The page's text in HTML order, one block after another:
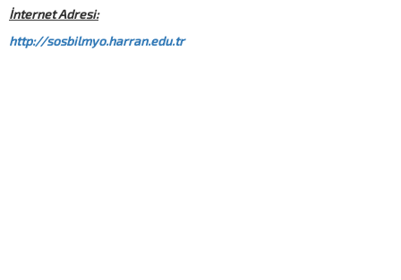
İnternet Adresi:
http://sosbilmyo.harran.edu.tr